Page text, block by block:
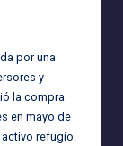
por una
y
la compra
en mayo de
refugio.